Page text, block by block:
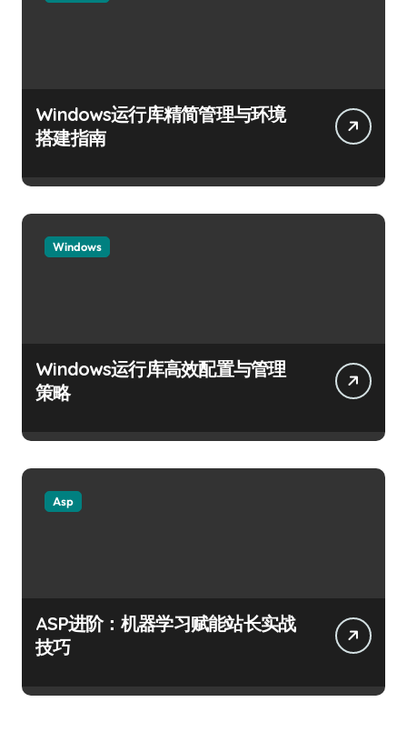
Windows运行库精简管理与环境
搭建指南
Windows
Windows运行库高效配置与管理
策略
Asp
ASP进阶：机器学习赋能站长实战
技巧